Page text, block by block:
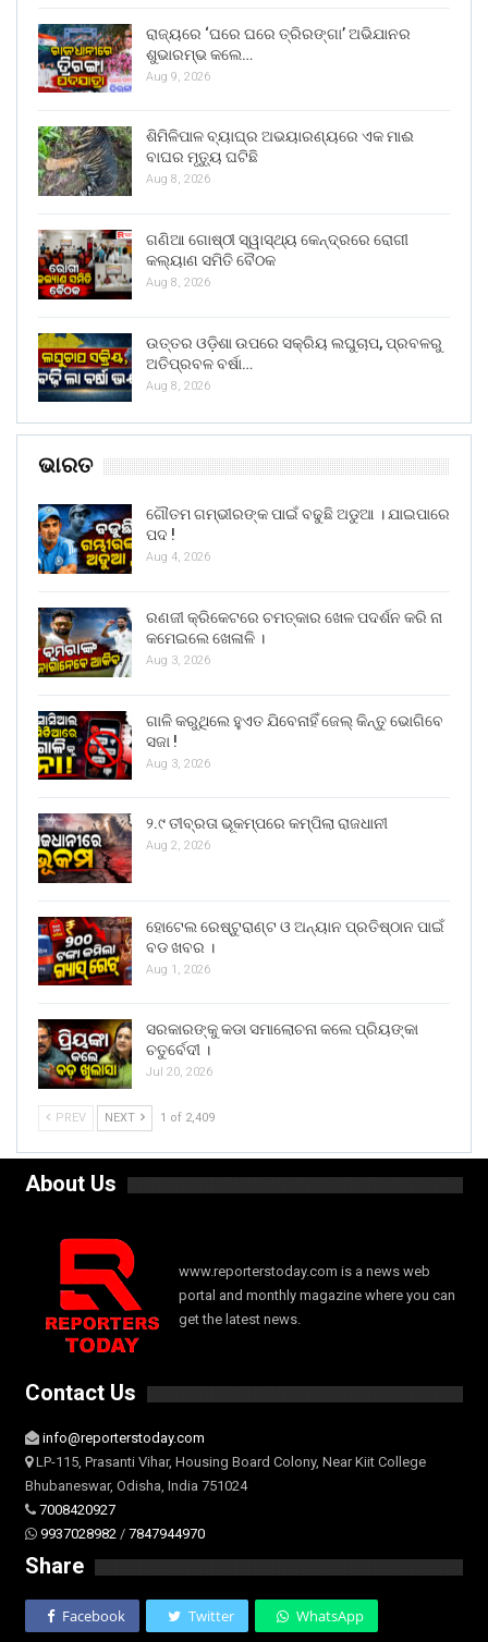
ରାଜ୍ୟରେ ‘ଘରେ ଘରେ ତ୍ରିରଙ୍ଗା’ ଅଭିଯାନର
ଶୁଭାରମ୍ଭ କଲେ…
Aug 9, 2026
ଶିମିଳିପାଳ ବ୍ୟାଘ୍ର ଅଭୟାରଣ୍ୟରେ ଏକ ମାଈ
ବାଘର ମୃତ୍ୟୁ ଘଟିଛି
Aug 8, 2026
ଗଣିଆ ଗୋଷ୍ଠୀ ସ୍ୱାସ୍ଥ୍ୟ କେନ୍ଦ୍ରରେ ରୋଗୀ
କଲ୍ୟାଣ ସମିତି ବୈଠକ
Aug 8, 2026
ଉତ୍ତର ଓଡ଼ିଶା ଉପରେ ସକ୍ରିୟ ଲଘୁଚାପ, ପ୍ରବଳରୁ
ଅତିପ୍ରବଳ ବର୍ଷା…
Aug 8, 2026
ଭାରତ
ଗୌତମ ଗମ୍ଭୀରଙ୍କ ପାଇଁ ବଢୁଛି ଅଡୁଆ । ଯାଇପାରେ
ପଦ !
Aug 4, 2026
ରଣଜୀ କ୍ରିକେଟରେ ଚମତ୍କାର ଖେଳ ପଦର୍ଶନ କରି ନା
କମେଇଲେ ଖେଳାଳି ।
Aug 3, 2026
ଗାଳି କରୁଥିଲେ ହୁଏତ ଯିବେନାହିଁ ଜେଲ୍ କିନ୍ତୁ ଭୋଗିବେ
ସଜା !
Aug 3, 2026
୨.୯ ତୀବ୍ରତା ଭୂକମ୍ପରେ କମ୍ପିଲା ରାଜଧାନୀ
Aug 2, 2026
ହୋଟେଲ ରେଷ୍ଟୁରାଣ୍ଟ ଓ ଅନ୍ୟାନ ପ୍ରତିଷ୍ଠାନ ପାଇଁ
ବଡ ଖବର ।
Aug 1, 2026
ସରକାରଙ୍କୁ କଡା ସମାଲୋଚନା କଲେ ପ୍ରିୟଙ୍କା
ଚତୁର୍ବେଦୀ ।
Jul 20, 2026
PREV NEXT 1 of 2,409
About Us
www.reporterstoday.com is a news web
portal and monthly magazine where you can
get the latest news.
Contact Us
info@reporterstoday.com
LP-115, Prasanti Vihar, Housing Board Colony, Near Kiit College
Bhubaneswar, Odisha, India 751024
7008420927
9937028982 / 7847944970
Share
Facebook Twitter WhatsApp